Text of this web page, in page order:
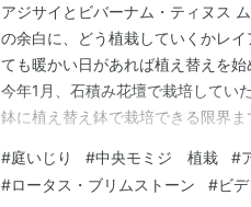
アジサイとビバーナム・ティヌス
の余白に、どう植栽していくかレ
ても暖かい日があれば植え替えを
今年1月、石積み花壇で栽培してい
鉢に植え替え鉢で栽培できる限界
てしまったら、 2025.2.19 アジサ
ることばかり考え、あれ…
#庭いじり #中央モミジ 植栽 #
#ロータス・ブリムストーン #ビ